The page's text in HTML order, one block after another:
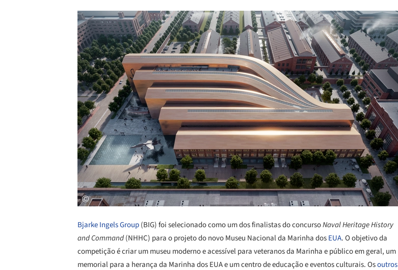
Bjarke Ingels Group(BIG) foi selecionado como um dos finalistas do concursoNaval Heritage History
and Command(NHHC) para o projeto do novo Museu Nacional da Marinha dosEUA. O objetivo da
competição é criar um museu moderno e acessível para veteranos da Marinha e público em geral, um
memorial para a herança da Marinha dos EUA e um centro de educação e eventos culturais. Osoutros